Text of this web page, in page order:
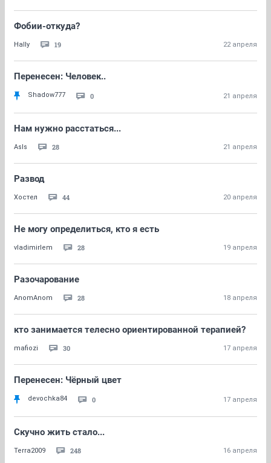
Фобии-откуда?
Hally 19 22 апреля
Перенесен: Человек..
Shadow777 0 21 апреля
Нам нужно расстаться...
AsIs 28 21 апреля
Развод
Хостел 44 20 апреля
Не могу определиться, кто я есть
vladimirlem 28 19 апреля
Разочарование
AnomAnom 28 18 апреля
кто занимается телесно ориентированной терапией?
mafiozi 30 17 апреля
Перенесен: Чёрный цвет
devochka84 0 17 апреля
Скучно жить стало...
Terra2009 248 16 апреля